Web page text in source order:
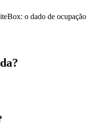
o dado de ocupação